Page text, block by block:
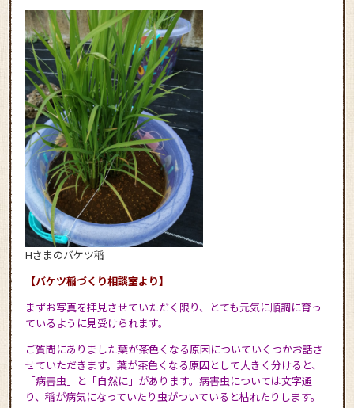
Hさまのバケツ稲
【バケツ稲づくり相談室より】
まずお写真を拝見させていただく限り、とても元気に順調に育っ
ているように見受けられます。
ご質問にありました葉が茶色くなる原因についていくつかお話さ
せていただきます。葉が茶色くなる原因として大きく分けると、
「病害虫」と「自然に」があります。病害虫については文字通
り、稲が病気になっていたり虫がついていると枯れたりします。